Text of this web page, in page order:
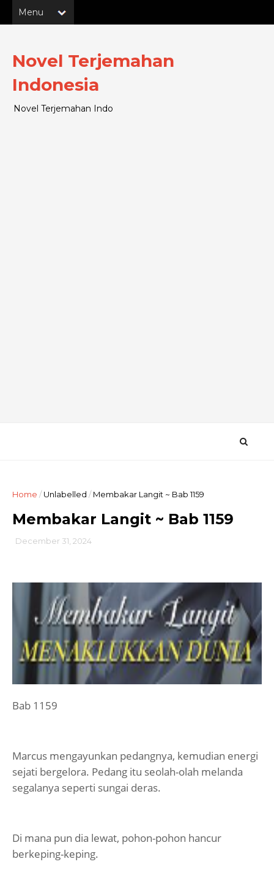
Novel Terjemahan
Indonesia
Novel Terjemahan Indo
Home /Unlabelled / Membakar Langit ~ Bab 1159
Membakar Langit ~ Bab 1159
December 31, 2024
Bab 1159
Marcus mengayunkan pedangnya, kemudian energi
sejati bergelora. Pedang itu seolah-olah melanda
segalanya seperti sungai deras.
Di mana pun dia lewat, pohon-pohon hancur
berkeping-keping.